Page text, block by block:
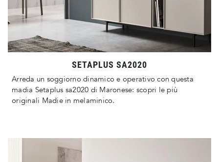
SETAPLUS SA2020
Arreda un soggiorno dinamico e operativo con questa
madia Setaplus sa2020 di Maronese: scopri le più
originali Madie in melaminico.